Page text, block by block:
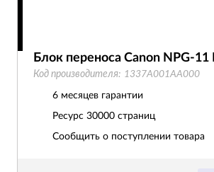
Блок переноса Canon NPG-11
Код производителя: 1337A001AA000
6 месяцев гарантии
Ресурс 30000 страниц
Сообщить о поступлении товара